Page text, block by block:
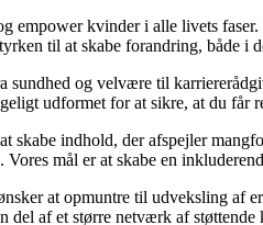
kvinder i alle livets
til at skabe forandring, både i
og velvære til
udformet for at sikre, at du får
skabe indhold, der afspejler
mål er at skabe en
at opmuntre til udveksling af
del af et større netværk af støttende